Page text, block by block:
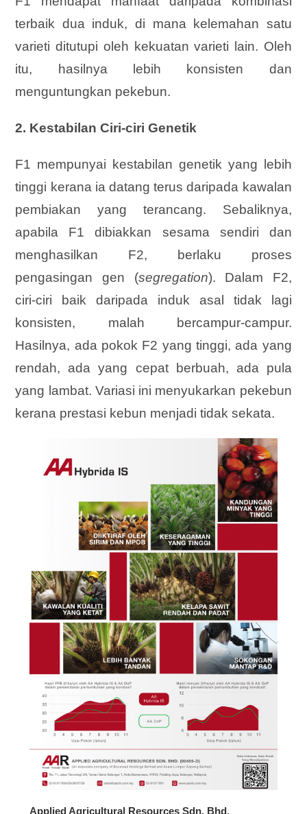
terbaik dua induk, di mana kelemahan satu
varieti ditutupi oleh kekuatan varieti lain. Oleh
itu, hasilnya lebih konsisten dan
menguntungkan pekebun.
2. Kestabilan Ciri-ciri Genetik
F1 mempunyai kestabilan genetik yang lebih
tinggi kerana ia datang terus daripada kawalan
pembiakan yang terancang. Sebaliknya,
apabila F1 dibiakkan sesama sendiri dan
menghasilkan F2, berlaku proses
pengasingan gen (segregation). Dalam F2,
ciri-ciri baik daripada induk asal tidak lagi
konsisten, malah bercampur-campur.
Hasilnya, ada pokok F2 yang tinggi, ada yang
rendah, ada yang cepat berbuah, ada pula
yang lambat. Variasi ini menyukarkan pekebun
kerana prestasi kebun menjadi tidak sekata.
Applied Agricultural Resources Sdn. Bhd.